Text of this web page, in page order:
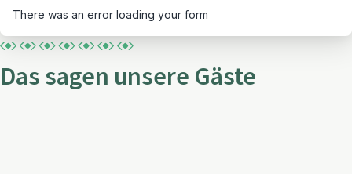
There was an error loading your form
Das sagen unsere Gäste